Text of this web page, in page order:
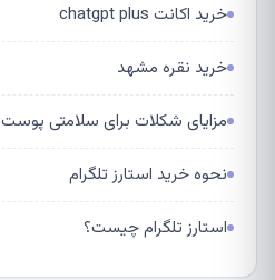
خرید اکانت chatgpt plus
خرید نقره مشهد
مزایای شکلات برای سلامتی پوست
نحوه خرید استارز تلگرام
استارز تلگرام چیست؟